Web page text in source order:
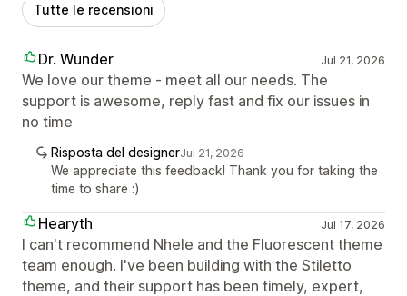
Tutte le recensioni
Dr. Wunder Jul 21, 2026
We love our theme - meet all our needs. The
support is awesome, reply fast and fix our issues in
no time
Risposta del designerJul 21, 2026
We appreciate this feedback! Thank you for taking the
time to share :)
Hearyth Jul 17, 2026
I can't recommend Nhele and the Fluorescent theme
team enough. I've been building with the Stiletto
theme, and their support has been timely, expert,